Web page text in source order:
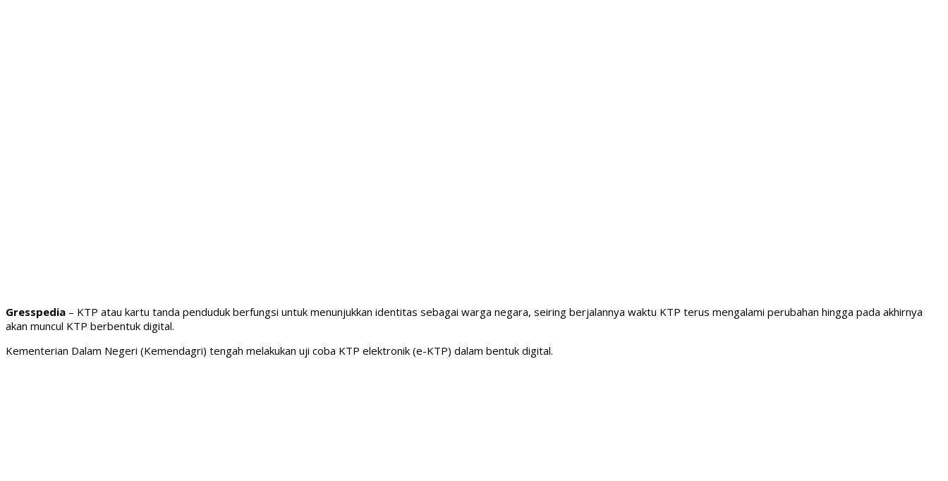
Gresspedia – KTP atau kartu tanda penduduk berfungsi untuk menunjukkan identitas sebagai warga negara, seiring berjalannya waktu KTP terus mengalami perubahan hingga pada akhirnya
akan muncul KTP berbentuk digital.
Kementerian Dalam Negeri (Kemendagri) tengah melakukan uji coba KTP elektronik (e-KTP) dalam bentuk digital.